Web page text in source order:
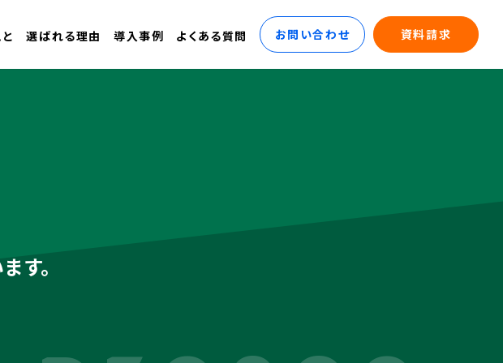
選ばれる理由 導入事例 よくある質問 お問い合わせ 資料請求
す。